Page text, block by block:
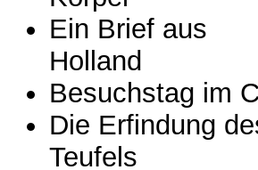
Ein Brief aus
Holland
Besuchstag im
Die Erfindung
Teufels